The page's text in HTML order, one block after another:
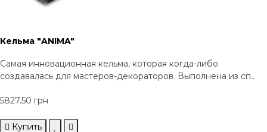
Кельма "ANIMA"
Cамая инновационная кельма, которая когда-либо
создавалась для мастеров-декораторов. Выполнена из сп..
5827.50 грн
Купить